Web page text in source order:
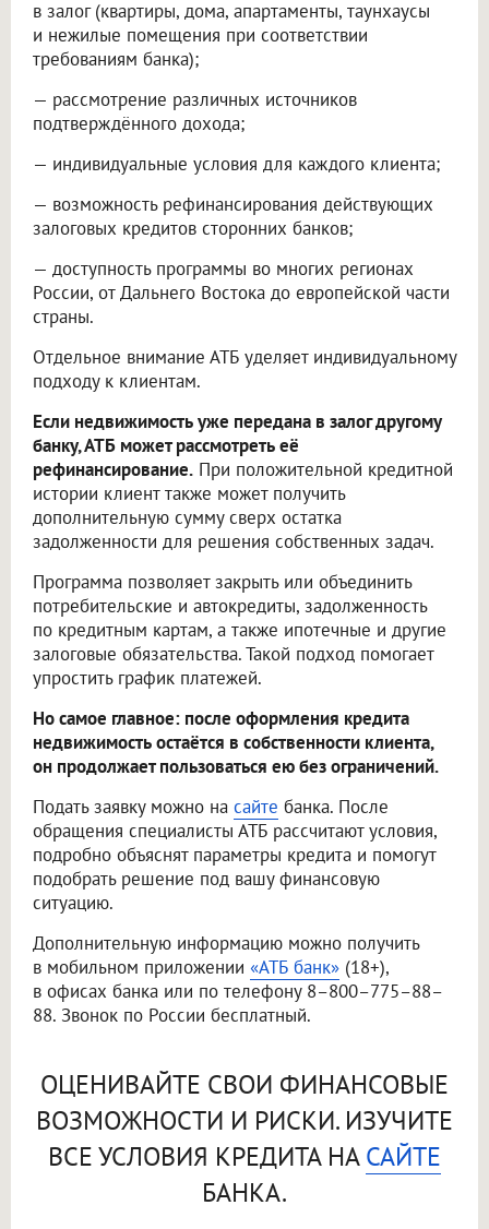
в залог (квартиры, дома, апартаменты, таунхаусы
и нежилые помещения при соответствии
требованиям банка);
— рассмотрение различных источников
подтверждённого дохода;
— индивидуальные условия для каждого клиента;
— возможность рефинансирования действующих
залоговых кредитов сторонних банков;
— доступность программы во многих регионах
России, от Дальнего Востока до европейской части
страны.
Отдельное внимание АТБ уделяет индивидуальному
подходу к клиентам.
Если недвижимость уже передана в залог другому
банку, АТБ может рассмотреть её
рефинансирование. При положительной кредитной
истории клиент также может получить
дополнительную сумму сверх остатка
задолженности для решения собственных задач.
Программа позволяет закрыть или объединить
потребительские и автокредиты, задолженность
по кредитным картам, а также ипотечные и другие
залоговые обязательства. Такой подход помогает
упростить график платежей.
Но самое главное: после оформления кредита
недвижимость остаётся в собственности клиента,
он продолжает пользоваться ею без ограничений.
Подать заявку можно на сайте банка. После
обращения специалисты АТБ рассчитают условия,
подробно объяснят параметры кредита и помогут
подобрать решение под вашу финансовую
ситуацию.
Дополнительную информацию можно получить
в мобильном приложении «АТБ банк» (18+),
в офисах банка или по телефону 8–800–775–88–
88. Звонок по России бесплатный.
ОЦЕНИВАЙТЕ СВОИ ФИНАНСОВЫЕ
ВОЗМОЖНОСТИ И РИСКИ. ИЗУЧИТЕ
ВСЕ УСЛОВИЯ КРЕДИТА НАСАЙТЕ
БАНКА.